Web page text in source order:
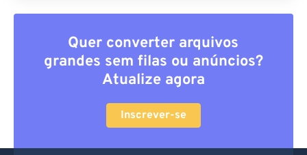
Quer converter arquivos
grandes sem filas ou anúncios?
Atualize agora
Inscrever-se